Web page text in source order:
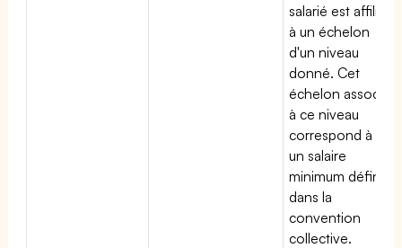
salarié est affilié
à un échelon
d'un niveau
donné. Cet
échelon associé
à ce niveau
correspond à
un salaire
minimum défini
dans la
convention
collective.